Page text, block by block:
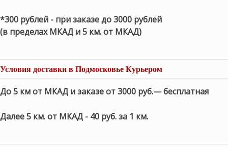
*300 рублей - при заказе до 3000 рублей
(в пределах МКАД и 5 км. от МКАД)
Условия доставки в Подмосковье Курьером
До 5 км от МКАД и заказе от 3000 руб.— бесплатная
Далее 5 км. от МКАД - 40 руб. за 1 км.